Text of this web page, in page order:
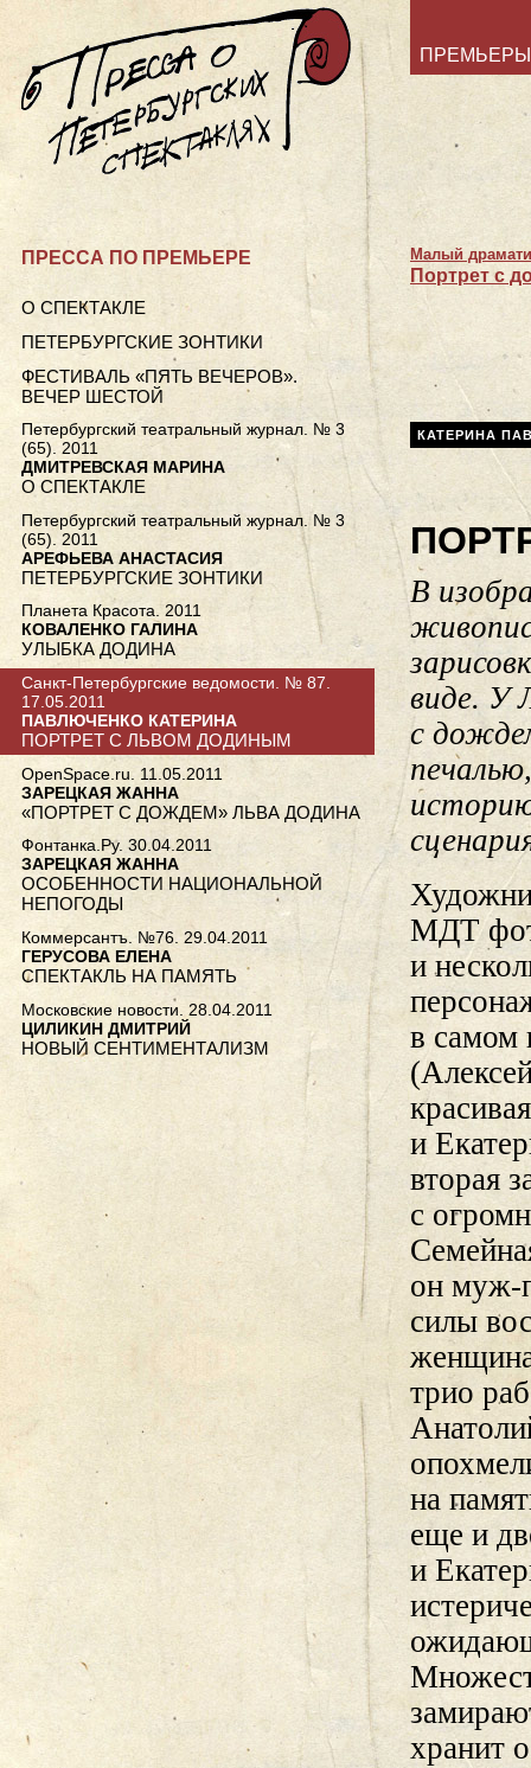
ПРЕМЬЕРЫ
Малый
Портрет с
КАТЕРИНА
В
виде. У
с
МДТ
и
в самом
и
вторая
с
он муж-
силы
трио
на
еще и
и
хранит
ПРЕССА ПО ПРЕМЬЕРЕ
О СПЕКТАКЛЕ
ПЕТЕРБУРГСКИЕ ЗОНТИКИ
ФЕСТИВАЛЬ «ПЯТЬ ВЕЧЕРОВ».
ВЕЧЕР ШЕСТОЙ
Петербургский театральный журнал. № 3
(65). 2011
ДМИТРЕВСКАЯ МАРИНА
О СПЕКТАКЛЕ
Петербургский театральный журнал. № 3
(65). 2011
АРЕФЬЕВА АНАСТАСИЯ
ПЕТЕРБУРГСКИЕ ЗОНТИКИ
Планета Красота. 2011
КОВАЛЕНКО ГАЛИНА
УЛЫБКА ДОДИНА
Санкт-Петербургские ведомости. № 87.
17.05.2011
ПАВЛЮЧЕНКО КАТЕРИНА
ПОРТРЕТ С ЛЬВОМ ДОДИНЫМ
OpenSpace.ru. 11.05.2011
ЗАРЕЦКАЯ ЖАННА
«ПОРТРЕТ С ДОЖДЕМ» ЛЬВА ДОДИНА
Фонтанка.Ру. 30.04.2011
ЗАРЕЦКАЯ ЖАННА
ОСОБЕННОСТИ НАЦИОНАЛЬНОЙ
НЕПОГОДЫ
Коммерсантъ. №76. 29.04.2011
ГЕРУСОВА ЕЛЕНА
СПЕКТАКЛЬ НА ПАМЯТЬ
Московские новости. 28.04.2011
ЦИЛИКИН ДМИТРИЙ
НОВЫЙ СЕНТИМЕНТАЛИЗМ